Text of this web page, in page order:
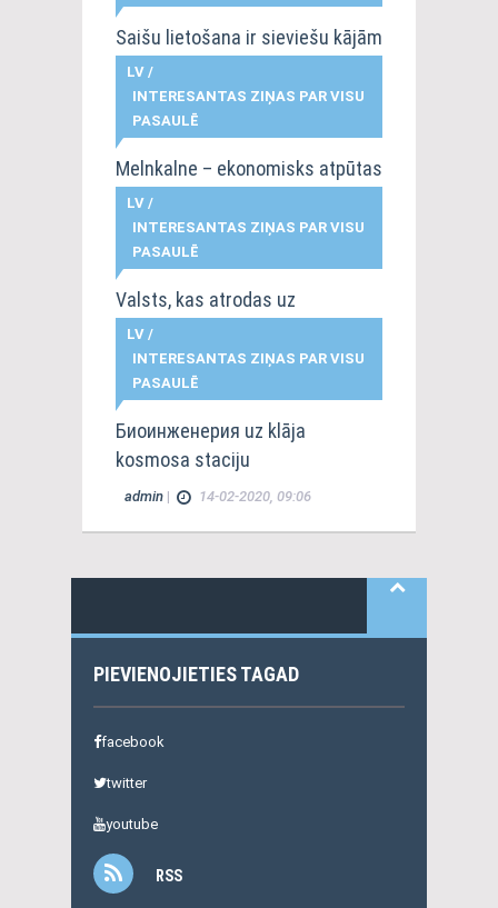
Saišu lietošana ir sieviešu kājām
Ķīnā
admin| 14-02-2020, 08:47
LV /
INTERESANTAS ZIŅAS PAR VISU
PASAULĒ
Melnkalne – ekonomisks atpūtas
vieta
admin| 14-02-2020, 08:12
LV /
INTERESANTAS ZIŅAS PAR VISU
PASAULĒ
Valsts, kas atrodas uz
nabadzības robeža
admin| 14-02-2020, 08:09
LV /
INTERESANTAS ZIŅAS PAR VISU
PASAULĒ
Биоинженерия uz klāja
kosmosa staciju
admin | 14-02-2020, 09:06
PIEVIENOJIETIES TAGAD
facebook
twitter
youtube
RSS